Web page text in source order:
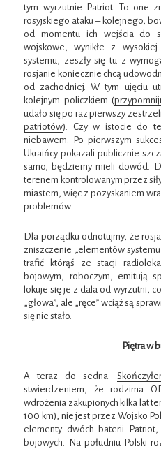
tym wyrzutnie Patriot. To one
rosyjskiego ataku – kolejnego,
od momentu ich wejścia do
wojskowe, wynikłe z wysokiej
systemu, zeszły się tu z
rosjanie koniecznie chcą
od zachodniej. W tym ujęciu
kolejnym policzkiem (
udało się po raz pierwszy
patriotów). Czy w istocie do
niebawem. Po pierwszym
Ukraińcy pokazali publicznie
samo, będziemy mieli dowód.
terenem kontrolowanym przez
miastem, więc z pozyskaniem
problemów.
Dla porządku odnotujmy, że
zniszczenie „elementów
trafić którąś ze stacji
bojowym, roboczym, emitują
lokuje się je z dala od wyrzutni,
„głowa”, ale „ręce” wciąż są
się nie stało.
Piętra w
A teraz do sedna.
stwierdzeniem, że rodzima
wdrożenia zakupionych kilka lat
100 km), nie jest przez Wojsko
elementy dwóch baterii
bojowych. Na południu Polski